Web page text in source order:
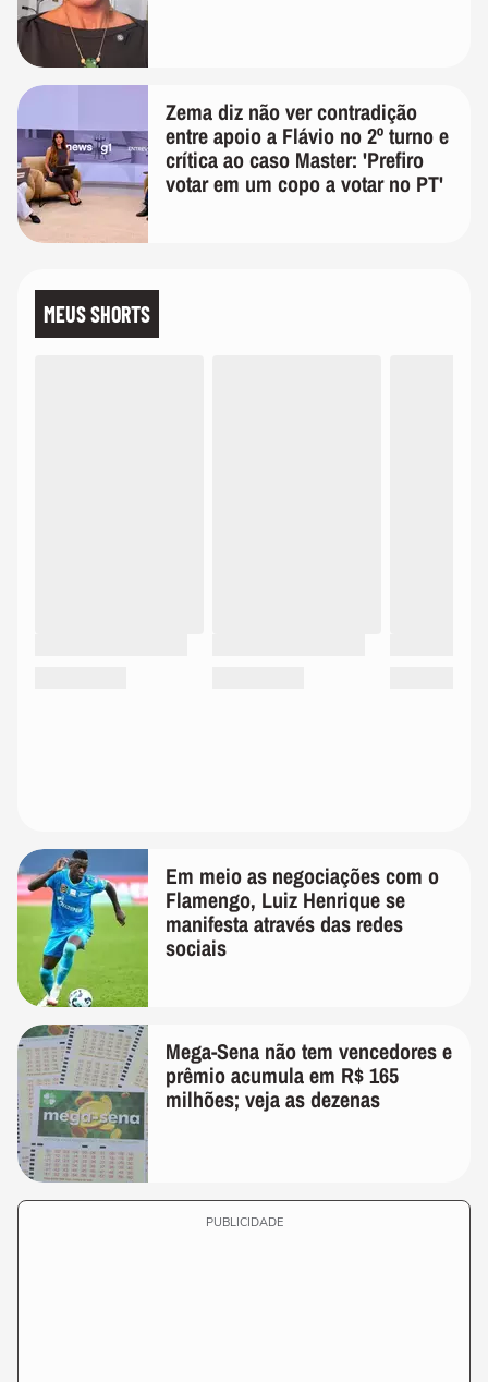
Zema diz não ver contradição
entre apoio a Flávio no 2º turno e
crítica ao caso Master: 'Prefiro
votar em um copo a votar no PT'
MEUS SHORTS
Em meio as negociações com o
Flamengo, Luiz Henrique se
manifesta através das redes
sociais
Mega-Sena não tem vencedores e
prêmio acumula em R$ 165
milhões; veja as dezenas
PUBLICIDADE